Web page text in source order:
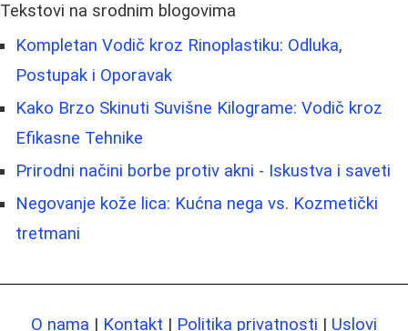
Tekstovi na srodnim blogovima
Kompletan Vodič kroz Rinoplastiku: Odluka,
Postupak i Oporavak
Kako Brzo Skinuti Suvišne Kilograme: Vodič kroz
Efikasne Tehnike
Prirodni načini borbe protiv akni - Iskustva i saveti
Negovanje kože lica: Kućna nega vs. Kozmetički
tretmani
O nama | Kontakt | Politika privatnosti | Uslovi